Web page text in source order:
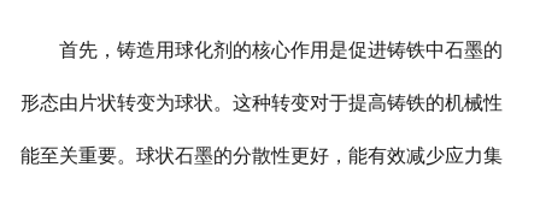
首先，铸造用球化剂的核心作用是促进铸铁中石墨的
形态由片状转变为球状。这种转变对于提高铸铁的机械性
能至关重要。球状石墨的分散性更好，能有效减少应力集